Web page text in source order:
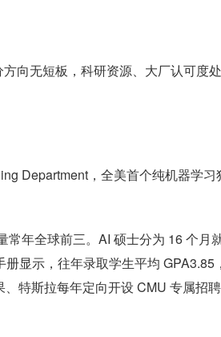
向无短板，科研资源、大厂认可度
Department，全美首个纯机器学习
年全球前三。AI 硕士分为 16 个月
显示，往年录取学生平均 GPA3.85
特斯拉每年定向开设 CMU 专属招